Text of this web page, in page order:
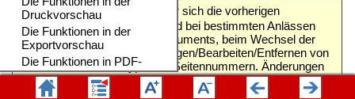
Hinweis 1:Der Speicher, der sich die vorherigen
Bearbeitungsschritte merkt, wird bei bestimmten Anlässen
geleert: Beim Öffnen eines Dokuments, beim Wechsel der
Registerkarte sowie beim Einfügen/Bearbeiten/Entfernen von
Verzeichnissen und Hyperlink-Seitennummern. Änderungen
an bestimmten Einstellungen können mit diesen Funktionen
nicht rückgängig gemacht oder wiederhergestellt werden, zum